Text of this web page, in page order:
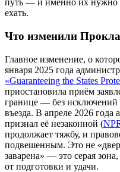
путь — и именно их нужно
ехать.
Что изменили
Главное изменение, о
января 2025 года
«Guaranteeing the States
приостановила приём
границе — без
въезда. В апреле 2026
признал её незаконной (
продолжает тяжбу, и
подвешенным. Это не
заварена» — это серая
от подготовки и удачи.